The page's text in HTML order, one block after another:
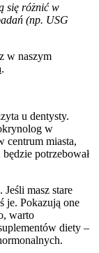
się różnić w
(np. USG
w naszym
.
u dentysty.
w
centrum miasta,
potrzebował
masz stare
je. Pokazują one
warto
diety –